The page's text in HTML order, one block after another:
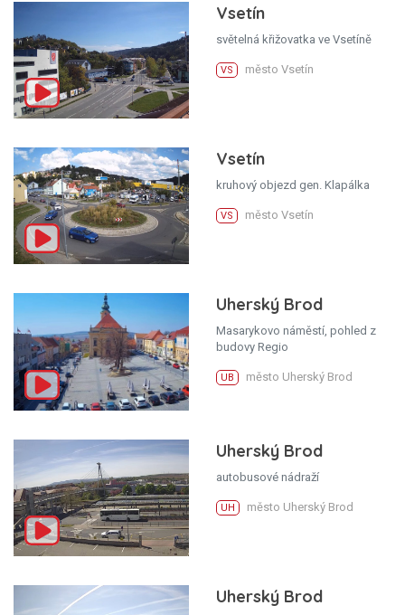
Vsetín
světelná křižovatka ve Vsetíně
VS město Vsetín
Vsetín
kruhový objezd gen. Klapálka
VS město Vsetín
Uherský Brod
Masarykovo náměstí, pohled z
budovy Regio
UB město Uherský Brod
Uherský Brod
autobusové nádraží
UH město Uherský Brod
Uherský Brod